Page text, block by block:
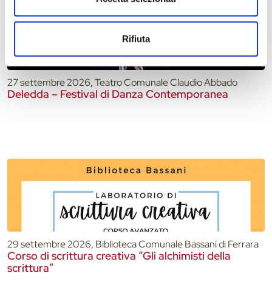
Rifiuta
27 settembre 2026, Teatro Comunale Claudio Abbado
Deledda – Festival di Danza Contemporanea
29 settembre 2026, Biblioteca Comunale Bassani di Ferrara
Corso di scrittura creativa “Gli alchimisti della
scrittura”